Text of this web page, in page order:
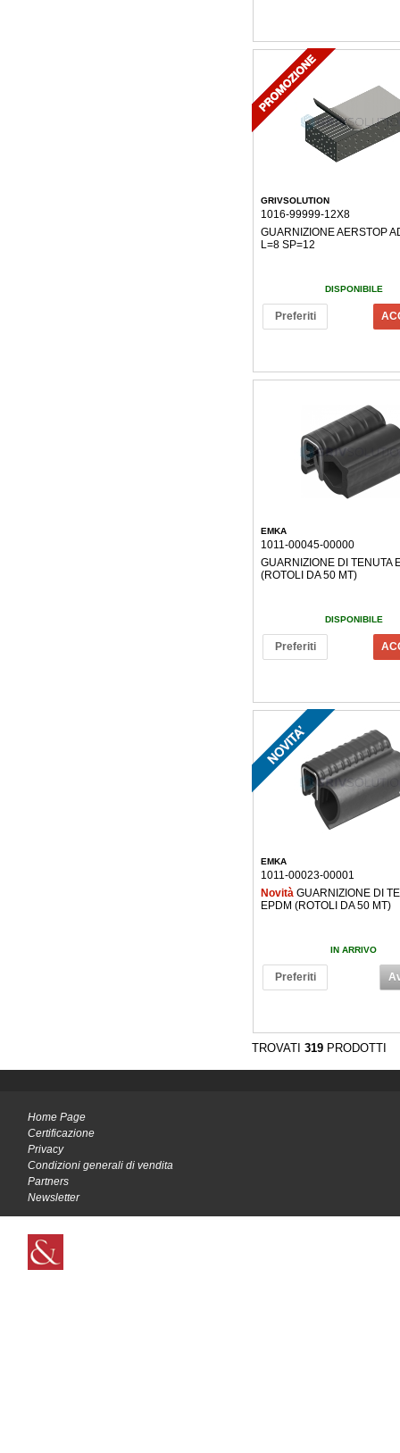
GRIVSOLUTION
1016-99999-12X8
GUARNIZIONE AERSTOP
L=8 SP=12
DISPONIBILE
Preferiti
EMKA
1011-00045-00000
GUARNIZIONE DI TENUTA
(ROTOLI DA 50 MT)
DISPONIBILE
Preferiti
EMKA
1011-00023-00001
Novità GUARNIZIONE DI
EPDM (ROTOLI DA 50 MT)
IN ARRIVO
Preferiti
TROVATI 319 PRODOTTI
Home Page
Certificazione
Privacy
Condizioni generali di vendita
Partners
Newsletter